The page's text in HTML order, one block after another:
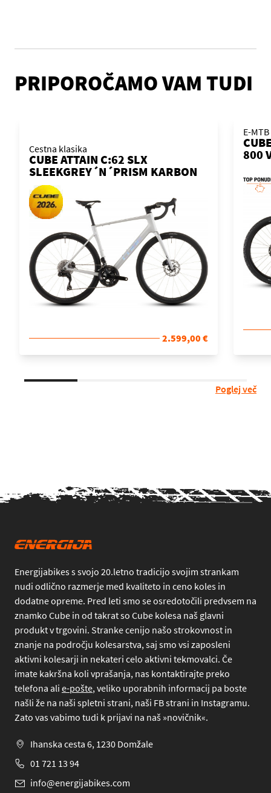
PRIPOROČAMO VAM TUDI
Cestna klasika
CUBE ATTAIN C:62 SLX
SLEEKGREY´N´PRISM KARBON
2026 KOLO
2.599,00 €
E-
800
Poglej več
Energijabikes s svojo 20.letno tradicijo svojim strankam
nudi odlično razmerje med kvaliteto in ceno koles in
dodatne opreme. Pred leti smo se osredotočili predvsem na
znamko Cube in od takrat so Cube kolesa naš glavni
produkt v trgovini. Stranke cenijo našo strokovnost in
znanje na področju kolesarstva, saj smo vsi zaposleni
aktivni kolesarji in nekateri celo aktivni tekmovalci. Če
imate kakršna koli vprašanja, nas kontaktirajte preko
telefona ali e-pošte, veliko uporabnih informacij pa boste
našli že na naši spletni strani, naši FB strani in Instagramu.
Zato vas vabimo tudi k prijavi na naš »novičnik«.
Ihanska cesta 6, 1230 Domžale
01 721 13 94
info@energijabikes.com